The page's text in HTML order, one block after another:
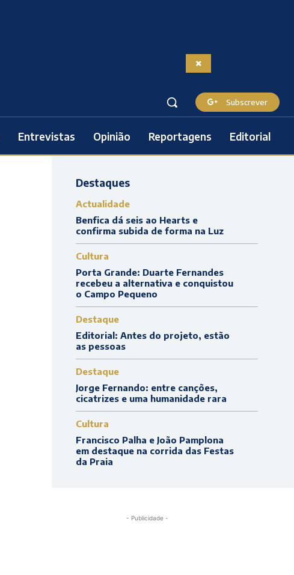
Subscrever
Entrevistas Opinião Reportagens Editorial
Destaques
Actualidade
Benfica dá seis ao Hearts e
confirma subida de forma na Luz
Cultura
Porta Grande: Duarte Fernandes
recebeu a alternativa e conquistou
o Campo Pequeno
Destaque
Editorial: Antes do projeto, estão
as pessoas
Destaque
Jorge Fernando: entre canções,
cicatrizes e uma humanidade rara
Cultura
Francisco Palha e João Pamplona
em destaque na corrida das Festas
da Praia
- Publicidade -